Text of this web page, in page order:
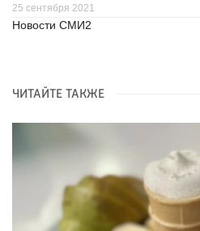
25 сентября 2021
Новости СМИ2
ЧИТАЙТЕ ТАКЖЕ